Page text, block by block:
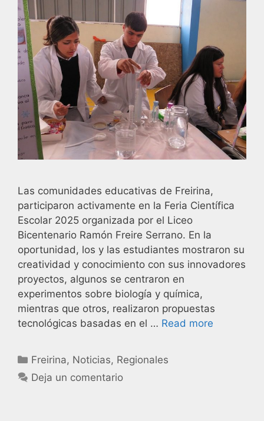
Las comunidades educativas de Freirina,
participaron activamente en la Feria Científica
Escolar 2025 organizada por el Liceo
Bicentenario Ramón Freire Serrano. En la
oportunidad, los y las estudiantes mostraron su
creatividad y conocimiento con sus innovadores
proyectos, algunos se centraron en
experimentos sobre biología y química,
mientras que otros, realizaron propuestas
tecnológicas basadas en el … Read more
Freirina, Noticias, Regionales
Deja un comentario